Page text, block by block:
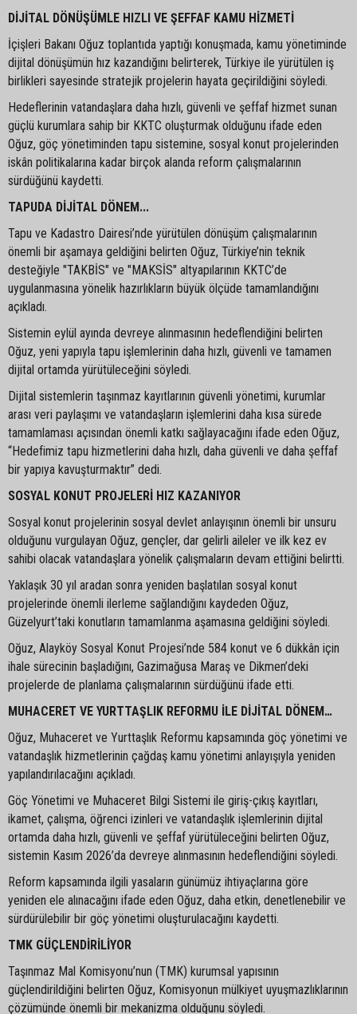
DİJİTAL DÖNÜŞÜMLE HIZLI VE ŞEFFAF KAMU HİZMETİ
İçişleri Bakanı Oğuz toplantıda yaptığı konuşmada, kamu yönetiminde
dijital dönüşümün hız kazandığını belirterek, Türkiye ile yürütülen iş
birlikleri sayesinde stratejik projelerin hayata geçirildiğini söyledi.
Hedeflerinin vatandaşlara daha hızlı, güvenli ve şeffaf hizmet sunan
güçlü kurumlara sahip bir KKTC oluşturmak olduğunu ifade eden
Oğuz, göç yönetiminden tapu sistemine, sosyal konut projelerinden
iskân politikalarına kadar birçok alanda reform çalışmalarının
sürdüğünü kaydetti.
TAPUDA DİJİTAL DÖNEM...
Tapu ve Kadastro Dairesi’nde yürütülen dönüşüm çalışmalarının
önemli bir aşamaya geldiğini belirten Oğuz, Türkiye’nin teknik
desteğiyle "TAKBİS" ve "MAKSİS" altyapılarının KKTC’de
uygulanmasına yönelik hazırlıkların büyük ölçüde tamamlandığını
açıkladı.
Sistemin eylül ayında devreye alınmasının hedeflendiğini belirten
Oğuz, yeni yapıyla tapu işlemlerinin daha hızlı, güvenli ve tamamen
dijital ortamda yürütüleceğini söyledi.
Dijital sistemlerin taşınmaz kayıtlarının güvenli yönetimi, kurumlar
arası veri paylaşımı ve vatandaşların işlemlerini daha kısa sürede
tamamlaması açısından önemli katkı sağlayacağını ifade eden Oğuz,
“Hedefimiz tapu hizmetlerini daha hızlı, daha güvenli ve daha şeffaf
bir yapıya kavuşturmaktır” dedi.
SOSYAL KONUT PROJELERİ HIZ KAZANIYOR
Sosyal konut projelerinin sosyal devlet anlayışının önemli bir unsuru
olduğunu vurgulayan Oğuz, gençler, dar gelirli aileler ve ilk kez ev
sahibi olacak vatandaşlara yönelik çalışmaların devam ettiğini belirtti.
Yaklaşık 30 yıl aradan sonra yeniden başlatılan sosyal konut
projelerinde önemli ilerleme sağlandığını kaydeden Oğuz,
Güzelyurt’taki konutların tamamlanma aşamasına geldiğini söyledi.
Oğuz, Alayköy Sosyal Konut Projesi’nde 584 konut ve 6 dükkân için
ihale sürecinin başladığını, Gazimağusa Maraş ve Dikmen’deki
projelerde de planlama çalışmalarının sürdüğünü ifade etti.
MUHACERET VE YURTTAŞLIK REFORMU İLE DİJİTAL DÖNEM…
Oğuz, Muhaceret ve Yurttaşlık Reformu kapsamında göç yönetimi ve
vatandaşlık hizmetlerinin çağdaş kamu yönetimi anlayışıyla yeniden
yapılandırılacağını açıkladı.
Göç Yönetimi ve Muhaceret Bilgi Sistemi ile giriş-çıkış kayıtları,
ikamet, çalışma, öğrenci izinleri ve vatandaşlık işlemlerinin dijital
ortamda daha hızlı, güvenli ve şeffaf yürütüleceğini belirten Oğuz,
sistemin Kasım 2026’da devreye alınmasının hedeflendiğini söyledi.
Reform kapsamında ilgili yasaların günümüz ihtiyaçlarına göre
yeniden ele alınacağını ifade eden Oğuz, daha etkin, denetlenebilir ve
sürdürülebilir bir göç yönetimi oluşturulacağını kaydetti.
TMK GÜÇLENDİRİLİYOR
Taşınmaz Mal Komisyonu’nun (TMK) kurumsal yapısının
güçlendirildiğini belirten Oğuz, Komisyonun mülkiyet uyuşmazlıklarının
çözümünde önemli bir mekanizma olduğunu söyledi.